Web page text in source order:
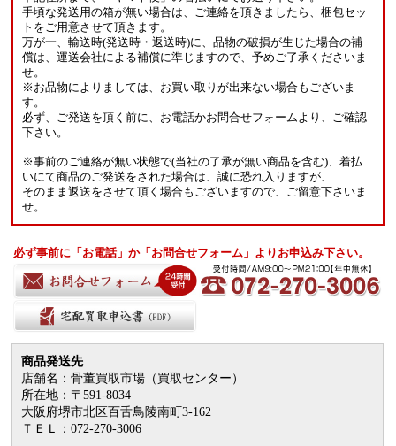
手頃な発送用の箱が無い場合は、ご連絡を頂きましたら、梱包セッ
トをご用意させて頂きます。
万が一、輸送時(発送時・返送時)に、品物の破損が生じた場合の補
償は、運送会社による補償に準じますので、予めご了承くださいま
せ。
※お品物によりましては、お買い取りが出来ない場合もございま
す。
必ず、ご発送を頂く前に、お電話かお問合せフォームより、ご確認
下さい。
※事前のご連絡が無い状態で(当社の了承が無い商品を含む)、着払
いにて商品のご発送をされた場合は、誠に恐れ入りますが、
そのまま返送をさせて頂く場合もございますので、ご留意下さいま
せ。
必ず事前に「お電話」か「お問合せフォーム」よりお申込み下さい。
商品発送先
店舗名：骨董買取市場（買取センター）
所在地：〒591-8034
大阪府堺市北区百舌鳥陵南町3-162
ＴＥＬ：072-270-3006